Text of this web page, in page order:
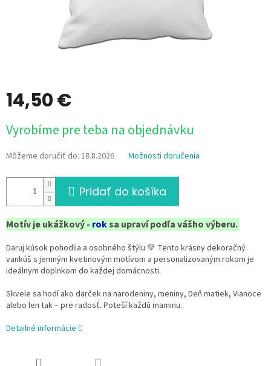
14,50 €
cena:
Vyrobíme pre teba na objednávku
Môžeme doručiť do: 18.8.2026 Možnosti doručenia
Pridať do košíka
Motív je ukážkový - roksa upraví podľa vášho výberu.
Daruj kúsok pohodlia a osobného štýlu 💛 Tento krásny dekoračný
vankúš s jemným kvetinovým motívom a personalizovaným rokom je
ideálnym doplnkom do každej domácnosti.
Skvele sa hodí ako darček na narodeniny, meniny, Deň matiek, Vianoce
alebo len tak – pre radosť. Poteší každú maminu.
Detailné informácie